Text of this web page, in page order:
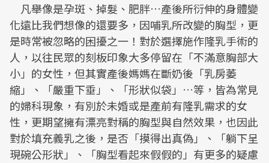
凡舉像是孕斑、掉髮、肥胖…產後所衍伸的身體變
化遠比我們想像的還要多，因哺乳所改變的胸型，更
是時常被忽略的困擾之一！對於選擇施作隆乳手術的
人，以往民眾的刻板印象大多停留在「不滿意胸部大
小」的女性，但其實產後媽媽在斷奶後「乳房萎
縮」、「嚴重下垂」、「形狀似袋」…等，皆為常見
的婦科現象，有別於未婚或是產前有隆乳需求的女
性，更期望擁有漂亮對稱的胸型與自然效果，也因此
對於填充義乳之後，是否「摸得出真偽」、「躺下呈
現碗公形狀」、「胸型看起來假假的」有更多的疑慮